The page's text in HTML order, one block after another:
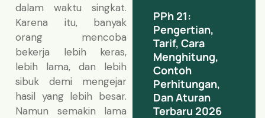
dalam waktu singkat.
Karena itu, banyak
orang mencoba
bekerja lebih keras,
lebih lama, dan lebih
sibuk demi mengejar
hasil yang lebih besar.
Namun semakin lama
PPh 21:
Pengertian,
Tarif, Cara
Menghitung,
Contoh
Perhitungan,
Dan Aturan
Terbaru 2026